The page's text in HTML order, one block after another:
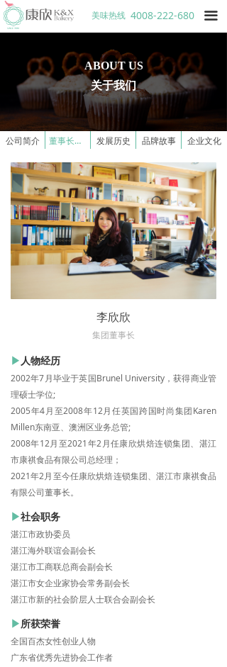
끀
美味热线 4008-222-680
ABOUT US
关于我们
公司简介 董事长简介 发展历史 品牌故事 企业文化
李欣欣
集团董事长
▶ 人物经历
2002年7月毕业于英国Brunel University，获得商业管
理硕士学位;
2005年4月至2008年12月任英国跨国时尚集团Karen
Millen东南亚、澳洲区业务总管;
2008年12月至2021年2月任康欣烘焙连锁集团、湛江
市康祺食品有限公司总经理；
2021年2月至今任康欣烘焙连锁集团、湛江市康祺食品
有限公司董事长。
▶社会职务
湛江市政协委员
湛江海外联谊会副会长
湛江市工商联总商会副会长
湛江市女企业家协会常务副会长
湛江市新的社会阶层人士联合会副会长
▶所获荣誉
全国百杰女性创业人物
广东省优秀先进协会工作者